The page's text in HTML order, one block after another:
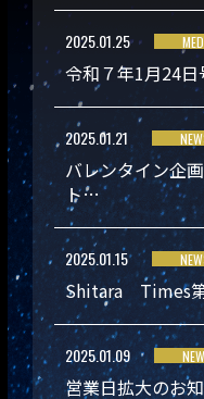
2025.01.25
令和７年1月24
2025.01.21
バレンタイン企
ト…
2025.01.15
Shitara Times
2025.01.09
営業日拡大のお